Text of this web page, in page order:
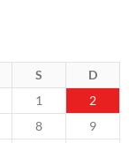
S
D
1
2
8
9